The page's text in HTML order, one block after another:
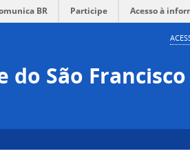
BR Participe Acesso à
do São Francisco